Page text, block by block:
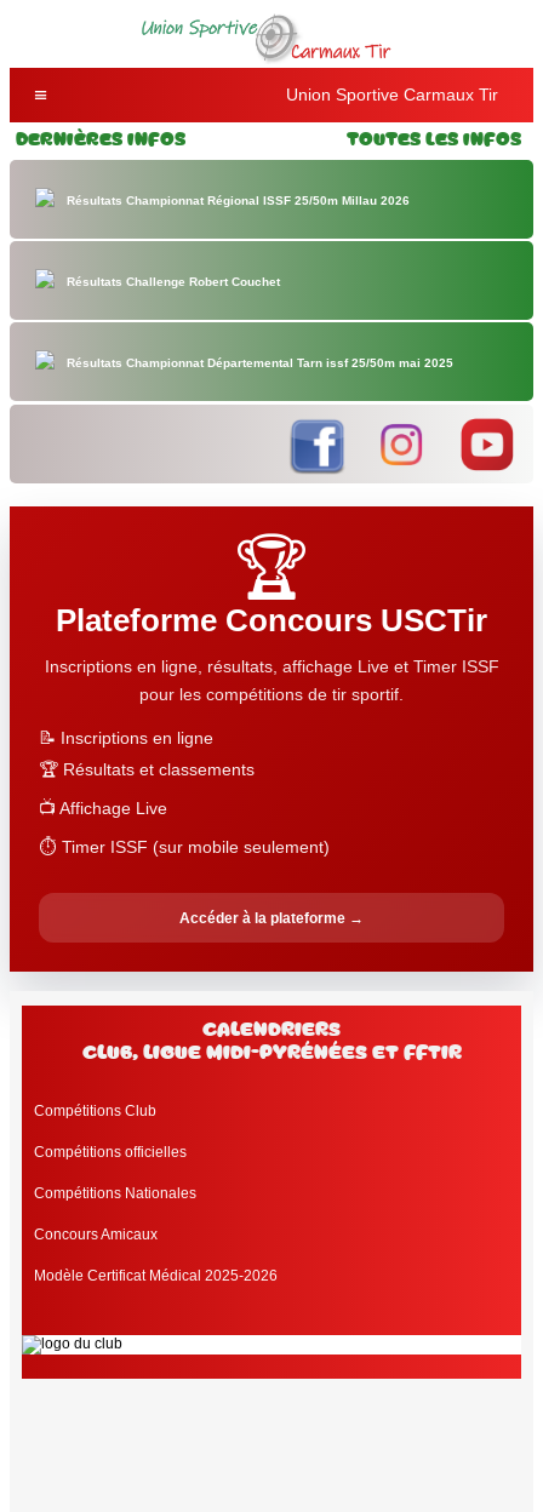
Union Sportive Carmaux Tir
Dernières Infos Toutes les Infos
Résultats Championnat Régional ISSF 25/50m Millau 2026
Résultats Challenge Robert Couchet
Résultats Championnat Départemental Tarn issf 25/50m mai 2025
🏆
Plateforme Concours USCTir
Inscriptions en ligne, résultats, affichage Live et Timer ISSF
pour les compétitions de tir sportif.
📝 Inscriptions en ligne
🏆 Résultats et classements
📺 Affichage Live
⏱️ Timer ISSF (sur mobile seulement)
Accéder à la plateforme →
Calendriers
club, Ligue Midi-Pyrénées et FFtir
Compétitions Club
Compétitions officielles
Compétitions Nationales
Concours Amicaux
Modèle Certificat Médical 2025-2026